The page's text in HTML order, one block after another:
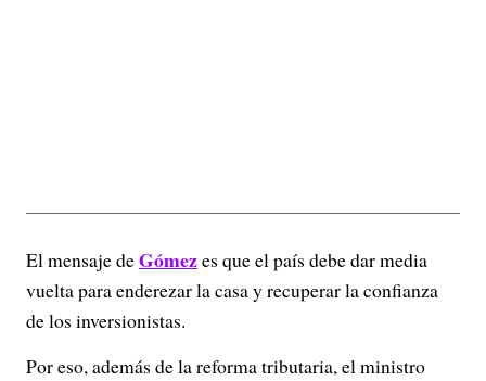
El mensaje deGómezes que el país debe dar media
vuelta para enderezar la casa y recuperar la confianza
de los inversionistas.
Por eso, además de la reforma tributaria, el ministro